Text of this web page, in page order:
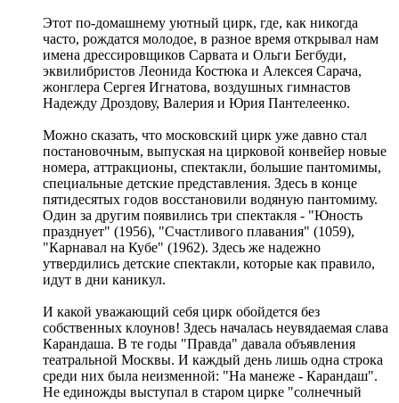
Этот по-домашнему уютный цирк, где, как никогда
часто, рождатся молодое, в разное время открывал нам
имена дрессировщиков Сарвата и Ольги Бегбуди,
эквилибристов Леонида Костюка и Алексея Сарача,
жонглера Сергея Игнатова, воздушных гимнастов
Надежду Дроздову, Валерия и Юрия Пантелеенко.
Можно сказать, что московский цирк уже давно стал
постановочным, выпуская на цирковой конвейер новые
номера, аттракционы, спектакли, большие пантомимы,
специальные детские представления. Здесь в конце
пятидесятых годов восстановили водяную пантомиму.
Один за другим появились три спектакля - "Юность
празднует" (1956), "Счастливого плавания" (1059),
"Карнавал на Кубе" (1962). Здесь же надежно
утвердились детские спектакли, которые как правило,
идут в дни каникул.
И какой уважающий себя цирк обойдется без
собственных клоунов! Здесь началась неувядаемая слава
Карандаша. В те годы "Правда" давала объявления
театральной Москвы. И каждый день лишь одна строка
среди них была неизменной: "На манеже - Карандаш".
Не единожды выступал в старом цирке "солнечный